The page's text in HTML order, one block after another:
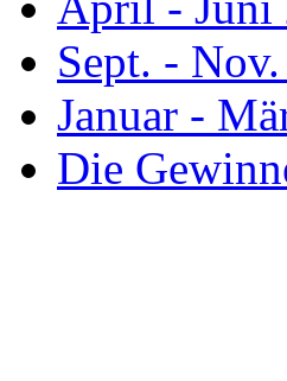
Sept. -
Januar -
Die